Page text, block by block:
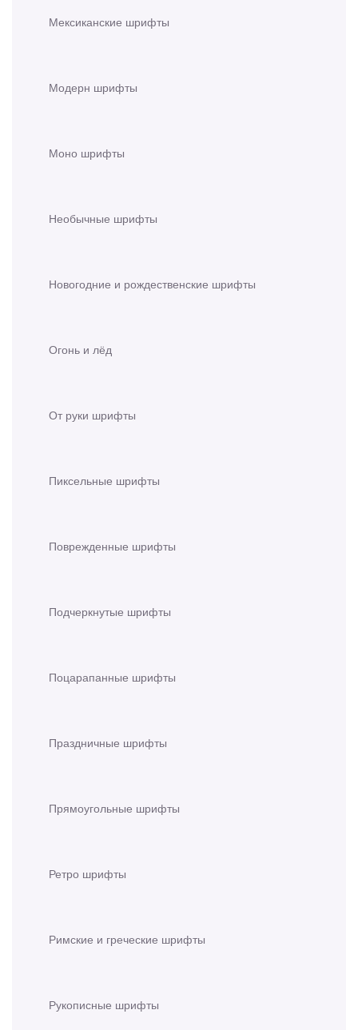
Мексиканские шрифты
Модерн шрифты
Моно шрифты
Необычные шрифты
Новогодние и рождественские шрифты
Огонь и лёд
От руки шрифты
Пиксельные шрифты
Поврежденные шрифты
Подчеркнутые шрифты
Поцарапанные шрифты
Праздничные шрифты
Прямоугольные шрифты
Ретро шрифты
Римские и греческие шрифты
Рукописные шрифты